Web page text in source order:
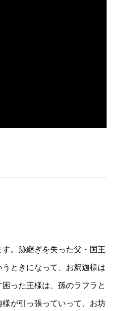
。跡継ぎを失った父・国王
ときになって、お釈迦様は
った王様は、孫のラフラと
が引っ張っていって、お坊